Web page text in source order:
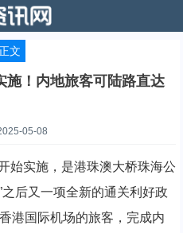
文
施！内地旅客可陆路直达
05-08
实施，是港珠澳大桥珠海公
之后又一项全新的通关利好政
港国际机场的旅客，完成内